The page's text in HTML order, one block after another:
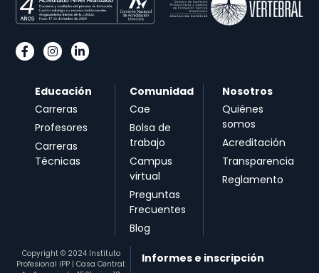
Educación
Carreras
Profesores
Carreras
Técnicas
Comunidad
Cae
Bolsa de
trabajo
Campus
virtual
Preguntas
Frecuentes
Blog
Nosotros
Quiénes
somos
Acreditación
Transparencia
Reglamento
Copyright © 2024 Instituto
Profesional IPP | Casa Central:
Informes e inscripción